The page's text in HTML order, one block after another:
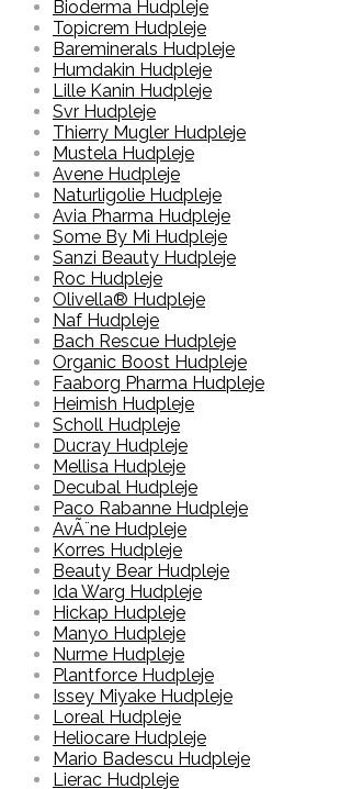
Bioderma Hudpleje
Topicrem Hudpleje
Bareminerals Hudpleje
Humdakin Hudpleje
Lille Kanin Hudpleje
Svr Hudpleje
Thierry Mugler Hudpleje
Mustela Hudpleje
Avene Hudpleje
Naturligolie Hudpleje
Avia Pharma Hudpleje
Some By Mi Hudpleje
Sanzi Beauty Hudpleje
Roc Hudpleje
Olivella® Hudpleje
Naf Hudpleje
Bach Rescue Hudpleje
Organic Boost Hudpleje
Faaborg Pharma Hudpleje
Heimish Hudpleje
Scholl Hudpleje
Ducray Hudpleje
Mellisa Hudpleje
Decubal Hudpleje
Paco Rabanne Hudpleje
AvÃ¨ne Hudpleje
Korres Hudpleje
Beauty Bear Hudpleje
Ida Warg Hudpleje
Hickap Hudpleje
Manyo Hudpleje
Nurme Hudpleje
Plantforce Hudpleje
Issey Miyake Hudpleje
Loreal Hudpleje
Heliocare Hudpleje
Mario Badescu Hudpleje
Lierac Hudpleje